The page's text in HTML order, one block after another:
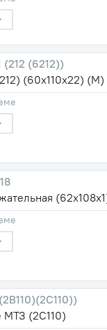
(6212))
(60х110х22) (М)
МТЗ (2С110)